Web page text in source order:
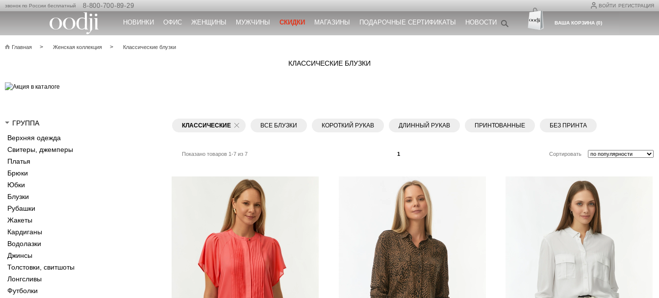
ВОЙТИ РЕГИСТРАЦИЯ
звонок по России бесплатный 8-800-700-89-29
НОВИНКИ ОФИС ЖЕНЩИНЫ МУЖЧИНЫ СКИДКИ МАГАЗИНЫ ПОДАРОЧНЫЕ СЕРТИФИКАТЫ НОВОСТИ ВАША КОРЗИНА(0)
Главная Женская коллекция Классические блузки
КЛАССИЧЕСКИЕ БЛУЗКИ
ГРУППА
Верхняя одежда
Свитеры, джемперы
Платья
Брюки
Юбки
Блузки
Рубашки
Жакеты
Кардиганы
Водолазки
Джинсы
Толстовки, свитшоты
Лонгсливы
Футболки
КЛАССИЧЕСКИЕ ВСЕ БЛУЗКИ КОРОТКИЙ РУКАВ ДЛИННЫЙ РУКАВ ПРИНТОВАННЫЕ БЕЗ ПРИНТА
Показано товаров 1-7 из 7 1 Сортировать